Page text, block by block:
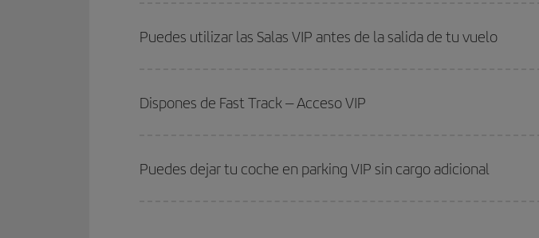
Puedes utilizar las Salas VIP antes de la salida de tu vuelo
Dispones de Fast Track – Acceso VIP
Puedes dejar tu coche en parking VIP sin cargo adicional